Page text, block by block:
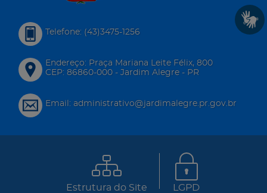
Telefone: (43)3475-1256
Endereço: Praça Mariana Leite Félix, 800
CEP: 86860-000 - Jardim Alegre - PR
Email: administrativo@jardimalegre.pr.gov.br
Estrutura do Site LGPD